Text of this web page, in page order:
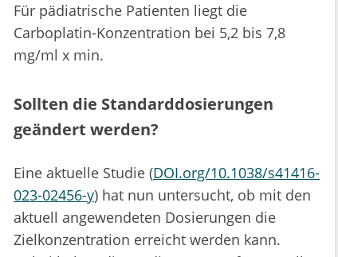
Für pädiatrische Patienten liegt die
Carboplatin-Konzentration bei 5,2 bis 7,8
mg/ml x min.
Sollten die Standarddosierungen
geändert werden?
Eine aktuelle Studie (DOI.org/10.1038/s41416-
023-02456-y) hat nun untersucht, ob mit den
aktuell angewendeten Dosierungen die
Zielkonzentration erreicht werden kann.